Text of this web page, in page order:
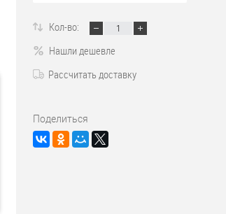
Кол-во:
Нашли дешевле
Рассчитать доставку
Поделиться